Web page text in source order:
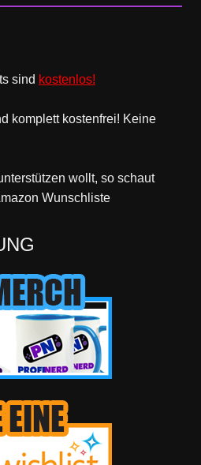
sind kostenlos!
komplett kostenfrei! Keine
wollt, so schaut
Wunschliste